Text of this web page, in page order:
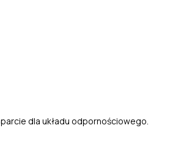
dla układu odpornościowego.